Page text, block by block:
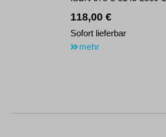
118,00 €
Sofort lieferbar
mehr